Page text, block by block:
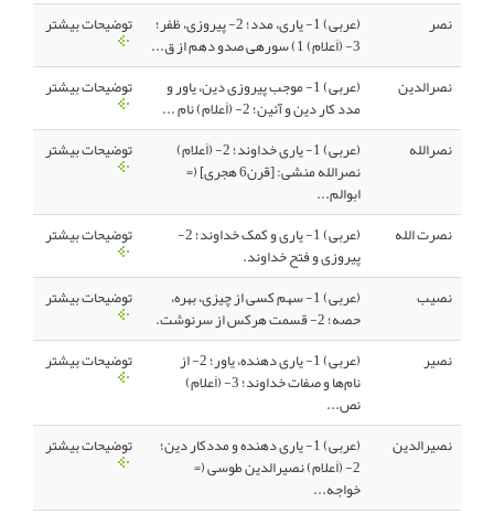
نصر (عربی) 1- یاری، مدد؛ 2- پیروزی، ظفر؛
3- (اَعلام) 1) سورهی صدو دهم از ق...
توضیحات بیشتر
نصرالدین (عربی) 1- موجب پیروزی دین، یاور و
مدد کار دین و آئین؛ 2- (اَعلام) نام ...
توضیحات بیشتر
نصرالله (عربی) 1- یاری خداوند؛ 2- (اَعلام)
نصرالله منشی: [قرن6 هجری] (=
ابوالم...
توضیحات بیشتر
نصرت الله (عربی) 1- یاری و کمک خداوند؛ 2-
پیروزی و فتح خداوند.
توضیحات بیشتر
نصیب (عربی) 1- سهم کسی از چیزی، بهره،
حصه؛ 2- قسمت هرکس از سرنوشت.
توضیحات بیشتر
نصیر (عربی) 1- یاری دهنده، یاور؛ 2- از
نام‌ها و صفات خداوند؛ 3- (اَعلام)
نص...
توضیحات بیشتر
نصیرالدین (عربی) 1- یاری دهنده و مددکار دین؛
2- (اَعلام) نصیرالدین طوسی (=
خواجه...
توضیحات بیشتر